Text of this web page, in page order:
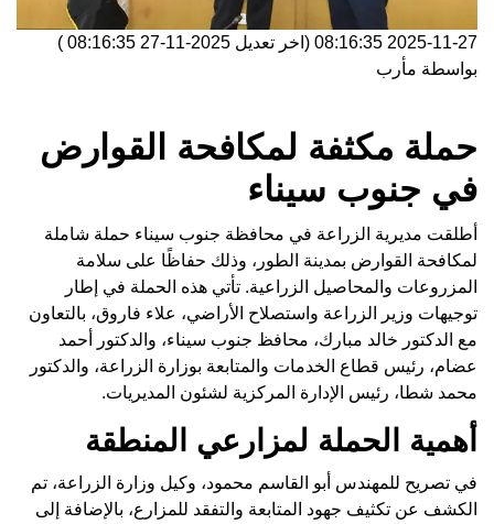
2025-11-27 08:16:35 (اخر تعديل 2025-11-27 08:16:35
)
بواسطة مأرب
حملة مكثفة لمكافحة القوارض
في جنوب سيناء
أطلقت مديرية الزراعة في محافظة جنوب سيناء حملة شاملة
لمكافحة القوارض بمدينة الطور، وذلك حفاظًا على سلامة
المزروعات والمحاصيل الزراعية. تأتي هذه الحملة في إطار
توجيهات وزير الزراعة واستصلاح الأراضي، علاء فاروق، بالتعاون
مع الدكتور خالد مبارك، محافظ جنوب سيناء، والدكتور أحمد
عضام، رئيس قطاع الخدمات والمتابعة بوزارة الزراعة، والدكتور
محمد شطا، رئيس الإدارة المركزية لشئون المديريات.
أهمية الحملة لمزارعي المنطقة
في تصريح للمهندس أبو القاسم محمود، وكيل وزارة الزراعة، تم
الكشف عن تكثيف جهود المتابعة والتفقد للمزارع، بالإضافة إلى